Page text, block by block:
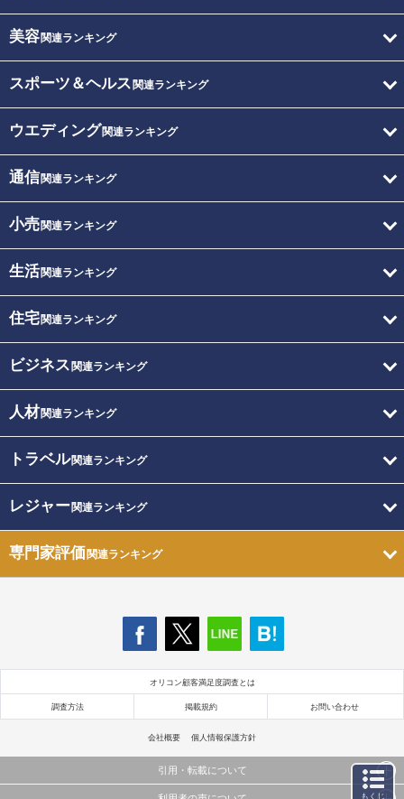
美容関連ランキング
スポーツ＆ヘルス 関連ランキング
ウエディング関連ランキング
通信関連ランキング
小売関連ランキング
生活関連ランキング
住宅関連ランキング
ビジネス 関連ランキング
人材関連ランキング
トラベル関連ランキング
レジャー関連ランキング
専門家評価関連ランキング
オリコン顧客満足度調査とは
調査方法 掲載規約 お問い合わせ
会社概要 個人情報保護方針
引用・転載について
もくじ